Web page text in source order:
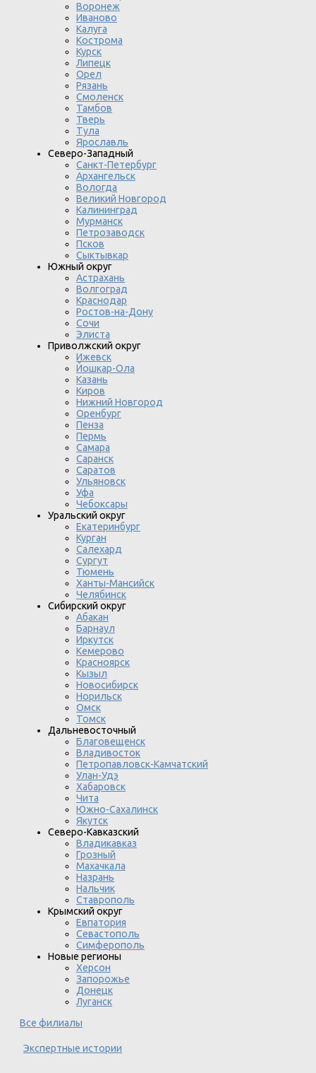
Воронеж
Иваново
Калуга
Кострома
Курск
Липецк
Орел
Рязань
Смоленск
Тамбов
Тверь
Тула
Ярославль
Северо-Западный
Санкт-Петербург
Архангельск
Вологда
Великий Новгород
Калининград
Мурманск
Петрозаводск
Псков
Сыктывкар
Южный округ
Астрахань
Волгоград
Краснодар
Ростов-на-Дону
Сочи
Элиста
Приволжский округ
Ижевск
Йошкар-Ола
Казань
Киров
Нижний Новгород
Оренбург
Пенза
Пермь
Самара
Саранск
Саратов
Ульяновск
Уфа
Чебоксары
Уральский округ
Екатеринбург
Курган
Салехард
Сургут
Тюмень
Ханты-Мансийск
Челябинск
Сибирский округ
Абакан
Барнаул
Иркутск
Кемерово
Красноярск
Кызыл
Новосибирск
Норильск
Омск
Томск
Дальневосточный
Благовещенск
Владивосток
Петропавловск-Камчатский
Улан-Удэ
Хабаровск
Чита
Южно-Сахалинск
Якутск
Северо-Кавказский
Владикавказ
Грозный
Махачкала
Назрань
Нальчик
Ставрополь
Крымский округ
Евпатория
Севастополь
Симферополь
Новые регионы
Херсон
Запорожье
Донецк
Луганск
Все филиалы
Экспертные истории